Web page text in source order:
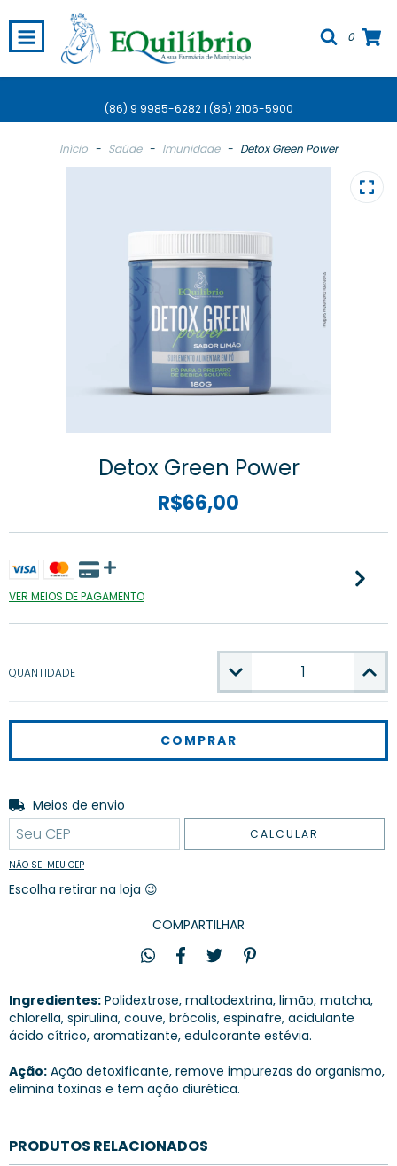
0
(86) 9 9985-6282 I (86) 2106-5900
Início - Saúde - Imunidade - Detox Green Power
Detox Green Power
R$66,00
VER MEIOS DE PAGAMENTO
QUANTIDADE
Entregas para o CEP:
Meios de envio
CALCULAR
NÃO SEI MEU CEP
Escolha retirar na loja 😉
COMPARTILHAR
Ingredientes: Polidextrose, maltodextrina, limão, matcha,
chlorella, spirulina, couve, brócolis, espinafre, acidulante
ácido cítrico, aromatizante, edulcorante estévia.
Ação: Ação detoxificante, remove impurezas do organismo,
elimina toxinas e tem ação diurética.
PRODUTOS RELACIONADOS